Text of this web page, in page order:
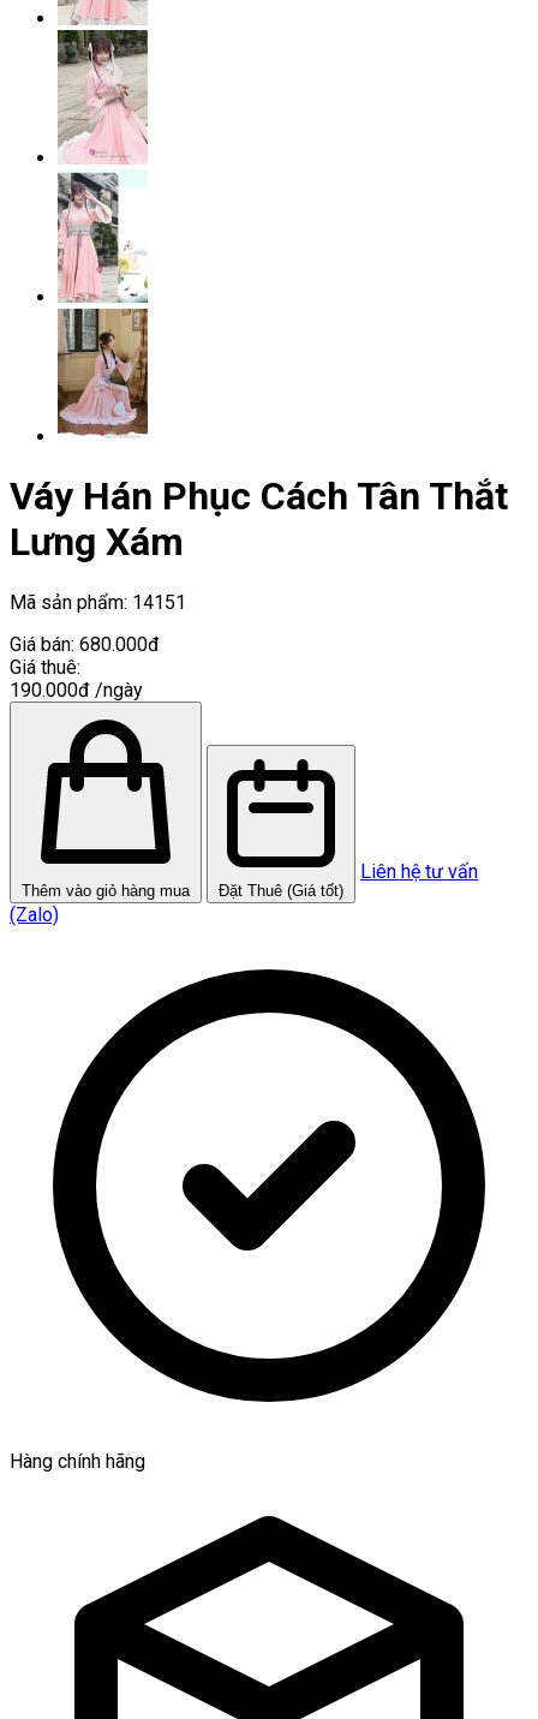
Váy Hán Phục Cách Tân Thắt
Lưng Xám
Mã sản phẩm: 14151
Giá bán: 680.000đ
Giá thuê:
190.000đ /ngày
Thêm vào giỏ hàng mua Đặt Thuê (Giá tốt)
Liên hệ tư vấn
(Zalo)
Hàng chính hãng